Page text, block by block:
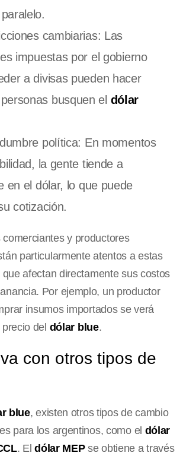
cambiarias: Las
impuestas por el gobierno
a divisas pueden hacer
busquen el dólar
política: En momentos
la gente tiende a
en el dólar, lo que puede
cotización.
y productores
particularmente atentos a estas
afectan directamente sus costos
Por ejemplo, un productor
insumos importados se verá
del dólar blue.
con otros tipos de
blue, existen otros tipos de cambio
para los argentinos, como el dólar
. Eldólar MEPse obtiene a través